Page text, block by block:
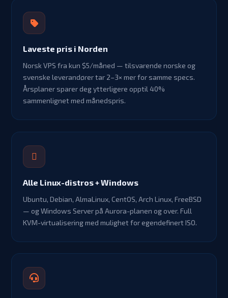
Laveste pris i Norden
Norsk VPS fra kun $5/måned — tilsvarende norske og
svenske leverandører tar 2–3× mer for samme specs.
Årsplaner sparer deg ytterligere opptil 40%
sammenlignet med månedspris.
Alle Linux-distros + Windows
Ubuntu, Debian, AlmaLinux, CentOS, Arch Linux, FreeBSD
— og Windows Server på Aurora-planen og over. Full
KVM-virtualisering med mulighet for egendefinert ISO.